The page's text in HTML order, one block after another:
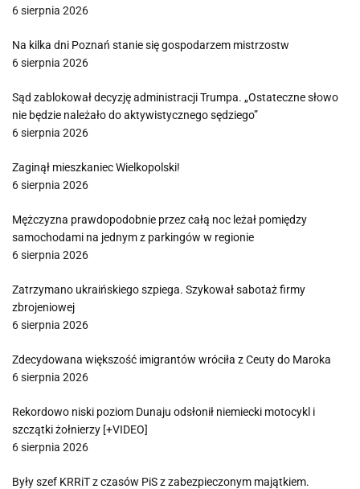
6 sierpnia 2026
Na kilka dni Poznań stanie się gospodarzem mistrzostw
6 sierpnia 2026
Sąd zablokował decyzję administracji Trumpa. „Ostateczne słowo
nie będzie należało do aktywistycznego sędziego”
6 sierpnia 2026
Zaginął mieszkaniec Wielkopolski!
6 sierpnia 2026
Mężczyzna prawdopodobnie przez całą noc leżał pomiędzy
samochodami na jednym z parkingów w regionie
6 sierpnia 2026
Zatrzymano ukraińskiego szpiega. Szykował sabotaż firmy
zbrojeniowej
6 sierpnia 2026
Zdecydowana większość imigrantów wróciła z Ceuty do Maroka
6 sierpnia 2026
Rekordowo niski poziom Dunaju odsłonił niemiecki motocykl i
szczątki żołnierzy [+VIDEO]
6 sierpnia 2026
Były szef KRRiT z czasów PiS z zabezpieczonym majątkiem.